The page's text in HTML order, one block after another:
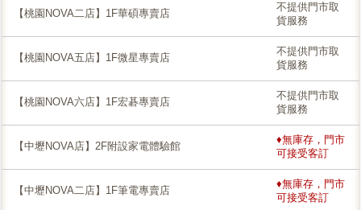
【桃園NOVA二店】1F華碩專賣店
不提供門市取
貨服務
【桃園NOVA五店】1F微星專賣店
不提供門市取
貨服務
【桃園NOVA六店】1F宏碁專賣店
不提供門市取
貨服務
【中壢NOVA店】2F附設家電體驗館
♦無庫存，門市
可接受客訂
【中壢NOVA二店】1F筆電專賣店
♦無庫存，門市
可接受客訂